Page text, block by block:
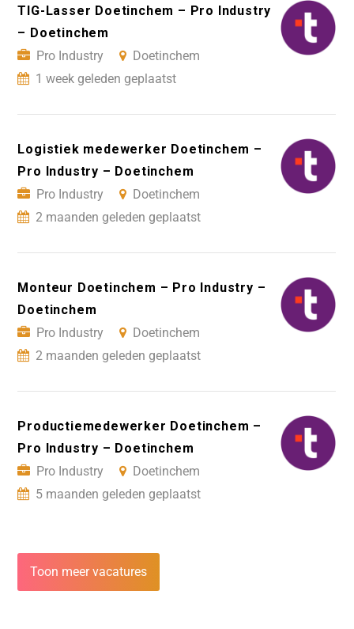
TIG-Lasser Doetinchem – Pro Industry
– Doetinchem
Pro Industry
Doetinchem
1 week geleden geplaatst
Logistiek medewerker Doetinchem –
Pro Industry – Doetinchem
Pro Industry
Doetinchem
2 maanden geleden geplaatst
Monteur Doetinchem – Pro Industry –
Doetinchem
Pro Industry
Doetinchem
2 maanden geleden geplaatst
Productiemedewerker Doetinchem –
Pro Industry – Doetinchem
Pro Industry
Doetinchem
5 maanden geleden geplaatst
Toon meer vacatures